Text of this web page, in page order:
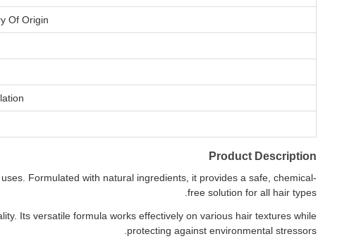
Of Origin
Product Description
Formulated with natural ingredients, it provides a safe, chemical-
free solution for all hair types.
Its versatile formula works effectively on various hair textures while
protecting against environmental stressors.